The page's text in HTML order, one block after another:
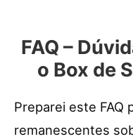
FAQ –
o Box de
Preparei este FAQ
remanescentes